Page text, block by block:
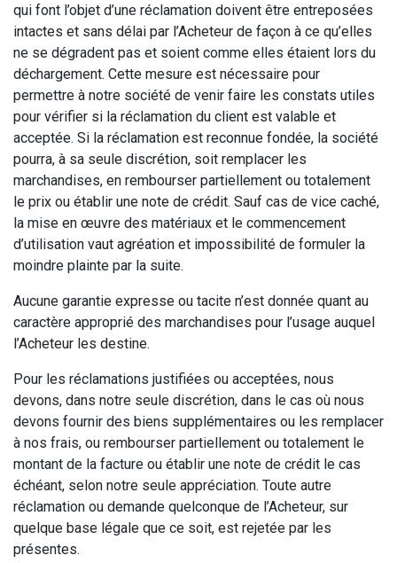
qui font l’objet d’une réclamation doivent être entreposées
intactes et sans délai par l’Acheteur de façon à ce qu’elles
ne se dégradent pas et soient comme elles étaient lors du
déchargement. Cette mesure est nécessaire pour
permettre à notre société de venir faire les constats utiles
pour vérifier si la réclamation du client est valable et
acceptée. Si la réclamation est reconnue fondée, la société
pourra, à sa seule discrétion, soit remplacer les
marchandises, en rembourser partiellement ou totalement
le prix ou établir une note de crédit. Sauf cas de vice caché,
la mise en œuvre des matériaux et le commencement
d’utilisation vaut agréation et impossibilité de formuler la
moindre plainte par la suite.
Aucune garantie expresse ou tacite n’est donnée quant au
caractère approprié des marchandises pour l’usage auquel
l’Acheteur les destine.
Pour les réclamations justifiées ou acceptées, nous
devons, dans notre seule discrétion, dans le cas où nous
devons fournir des biens supplémentaires ou les remplacer
à nos frais, ou rembourser partiellement ou totalement le
montant de la facture ou établir une note de crédit le cas
échéant, selon notre seule appréciation. Toute autre
réclamation ou demande quelconque de l’Acheteur, sur
quelque base légale que ce soit, est rejetée par les
présentes.